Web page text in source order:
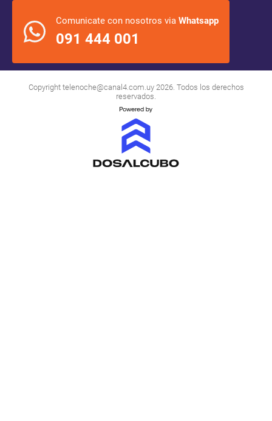
Comunicate con nosotros via Whatsapp
091 444 001
Copyright telenoche@canal4.com.uy2026. Todos los derechos
reservados.